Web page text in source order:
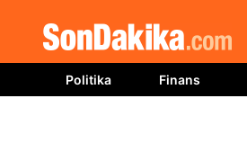
Politika Finans